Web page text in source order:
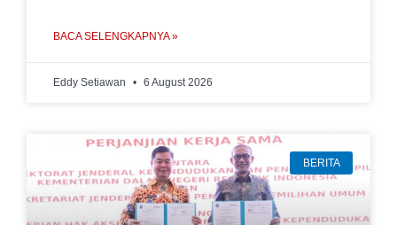
BACA SELENGKAPNYA »
Eddy Setiawan 6 August 2026
BERITA